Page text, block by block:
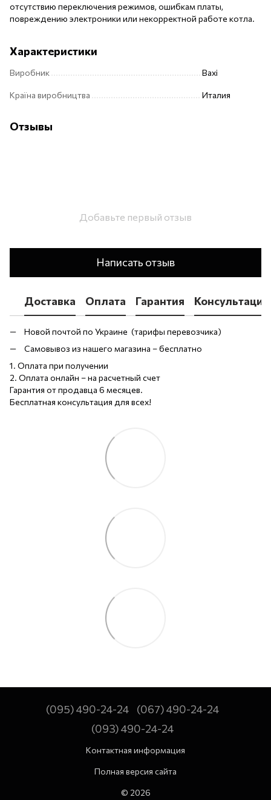
отсутствию переключения режимов, ошибкам платы,
повреждению электроники или некорректной работе котла.
Характеристики
Виробник Baxi
Країна виробництва Италия
Отзывы
Добавьте первый отзыв
Написать отзыв
Доставка Оплата Гарантия Консультация
Новой почтой по Украине (тарифы перевозчика)
Самовывоз из нашего магазина – бесплатно
1. Оплата при получении
2. Оплата онлайн – на расчетный счет
Гарантия от продавца 6 месяцев.
Бесплатная консультация для всех!
(095) 490-24-24
(067) 490-24-24
(093) 490-24-24
Контактная информация
Полная версия сайта
© 2026